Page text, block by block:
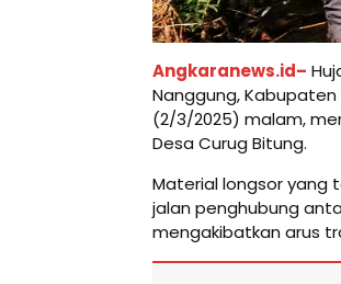
Angkaranews.id–
Nanggung,
(2/3/2025) malam,
Desa Curug Bitung.
Material longsor yang
jalan penghubung
mengakibatkan arus